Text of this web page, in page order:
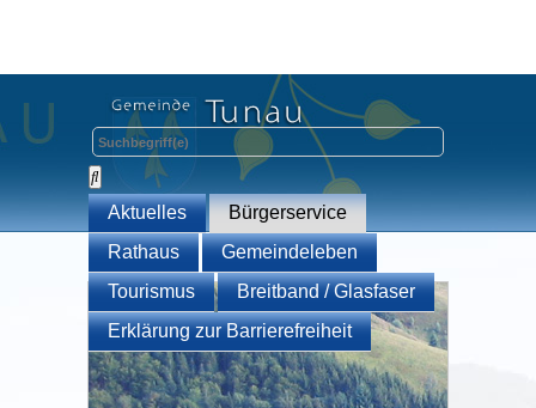
Aktuelles
Bürgerservice
Rathaus
Gemeindeleben
Tourismus
Breitband / Glasfaser
Erklärung zur Barrierefreiheit